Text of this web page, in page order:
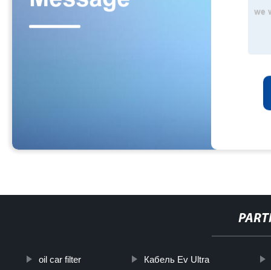
oil car filter Кабель Ev Ultra